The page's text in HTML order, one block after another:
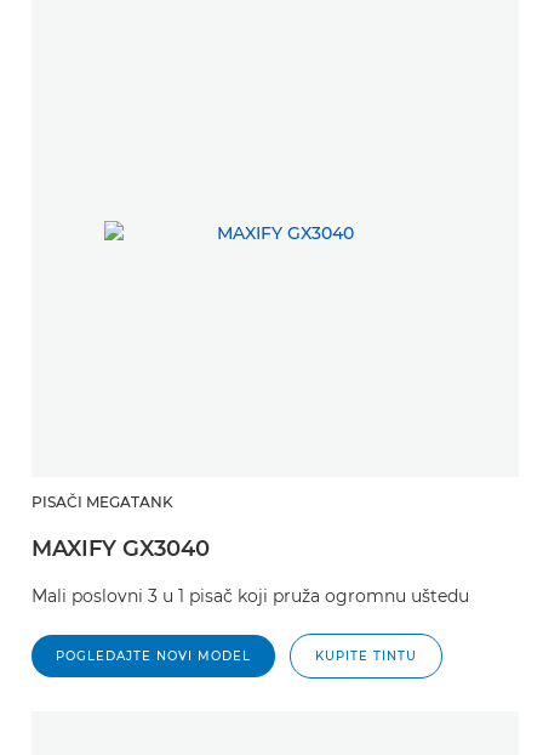
PISAČI MEGATANK
MAXIFY GX3040
Mali poslovni 3 u 1 pisač koji pruža ogromnu uštedu
POGLEDAJTE NOVI MODEL KUPITE TINTU